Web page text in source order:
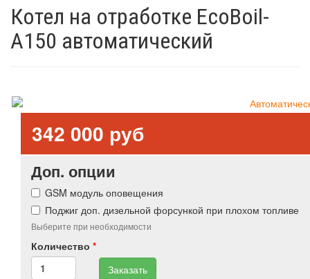
Котел на отработке EcoBoil-
A150 автоматический
342 000 руб
Доп. опции
GSM модуль оповещения
Поджиг доп. дизельной форсункой при плохом топливе
Выберите при необходимости
Количество *
Заказать